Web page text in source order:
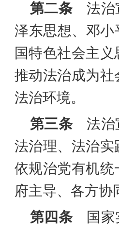
第二条 法治
泽东思想、邓小
国特色社会主
推动法治成为
法治环境。
第三条 法治
法治理、法治
依规治党有机
府主导、各方协
第四条 国家